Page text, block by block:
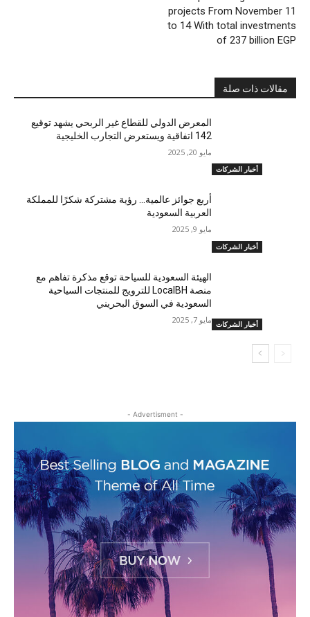
projects From November 11
to 14 With total investments
of 237 billion EGP
مقالات ذات صلة
أخبار الشركات
المعرض الدولي للقطاع غير الربحي يشهد توقيع
142 اتفاقية ويستعرض التجارب الخليجية
مايو 20, 2025
أخبار الشركات
أربع جوائز عالمية… رؤية مشتركة شكرًا للمملكة
العربية السعودية
مايو 9, 2025
أخبار الشركات
الهيئة السعودية للسياحة توقع مذكرة تفاهم مع
منصة LocalBH للترويج للمنتجات السياحية
السعودية في السوق البحريني
مايو 7, 2025
- Advertisment -